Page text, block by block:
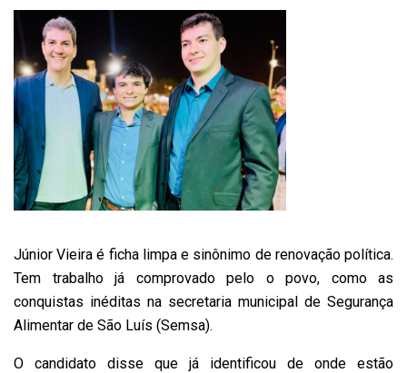
Júnior Vieira é ficha limpa e sinônimo de renovação política.
Tem trabalho já comprovado pelo o povo, como as
conquistas inéditas na secretaria municipal de Segurança
Alimentar de São Luís (Semsa).
O candidato disse que já identificou de onde estão